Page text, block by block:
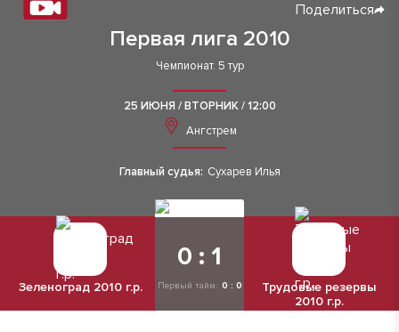
Первая лига 2010
Поделиться
Чемпионат. 5 тур
25 ИЮНЯ / ВТОРНИК / 12:00
Ангстрем
Главный судья: Сухарев Илья
Зеленоград 2010 г.р.
0 : 1
Первый тайм: 0 : 0
Трудовые резервы
2010 г.р.